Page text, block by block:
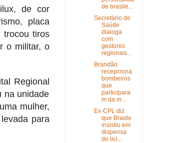
de cor
placa
trocou tiros
o militar, o
Regional
na unidade
mulher,
para
de brasile...
Secretário de
Saúde
dialoga
com
gestores
regionais...
Brandão
recepciona
bombeiros
que
participara
m da m...
Ex-CPL diz
que Braide
insistiu em
dispensa
de lici...